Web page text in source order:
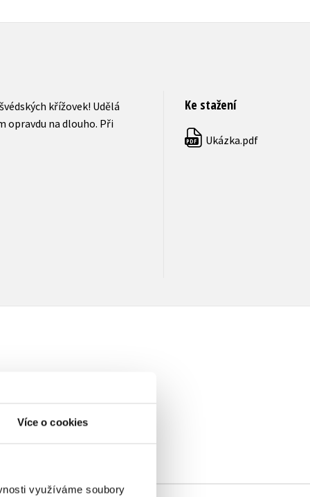
Více o cookies
využíváme soubory
křížovek! Udělá
opravdu na dlouho. Při
Ke stažení
PDF Ukázka.pdf